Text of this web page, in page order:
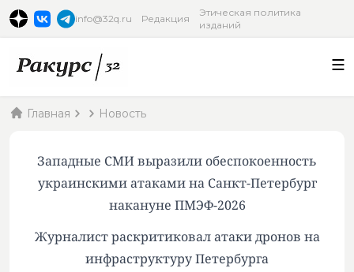
info@32q.ru Редакция
Этическая политика
изданий
Главная Новость
Западные СМИ выразили обеспокоенность
украинскими атаками на Санкт-Петербург
накануне ПМЭФ-2026
Журналист раскритиковал атаки дронов на
инфраструктуру Петербурга